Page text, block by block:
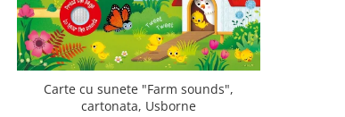
Carte cu sunete "Farm sounds",
cartonata, Usborne